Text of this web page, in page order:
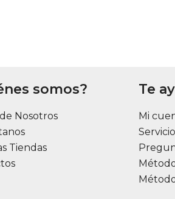
somos?
Nosotros
Tiendas
Te
Mi